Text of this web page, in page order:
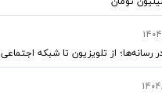
رسانه‌ها؛ از تلویزیون تا شبکه اجتماعی